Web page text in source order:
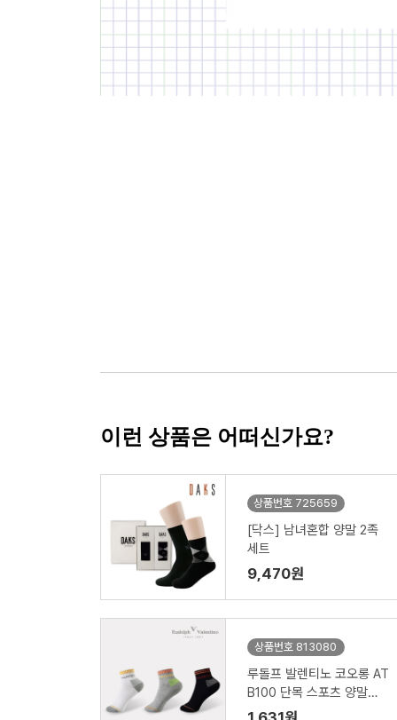
이런 상품은 어떠신가요?
상품번호 725659
[닥스] 남녀혼합 양말 2족
세트
9,470원
상품번호 813080
루돌프 발렌티노 코오롱 AT
B100 단목 스포츠 양말
(여) 1족 기프트 박스